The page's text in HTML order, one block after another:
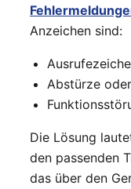
Anzeichen sind:
Abstürze
Die Lösung
den passenden
das über den